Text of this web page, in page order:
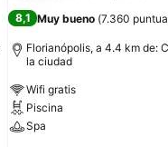
8,1 Muy bueno (7.360
Florianópolis, a 4.4 km de:
la ciudad
Wifi gratis
Piscina
Spa